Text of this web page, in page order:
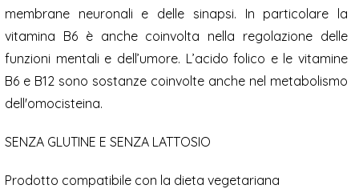
membrane neuronali e delle sinapsi. In particolare la
vitamina B6 è anche coinvolta nella regolazione delle
funzioni mentali e dell’umore. L’acido folico e le vitamine
B6 e B12 sono sostanze coinvolte anche nel metabolismo
dell'omocisteina.
SENZA GLUTINE E SENZA LATTOSIO
Prodotto compatibile con la dieta vegetariana